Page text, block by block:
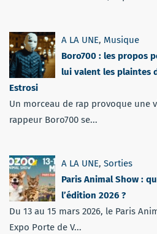
A LA UNE, Musique
Boro700 : les propos
lui valent les plaintes
Estrosi
Un morceau de rap provoque une
rappeur Boro700 se...
A LA UNE, Sorties
Paris Animal Show :
l’édition 2026 ?
Du 13 au 15 mars 2026, le Paris
Expo Porte de V...